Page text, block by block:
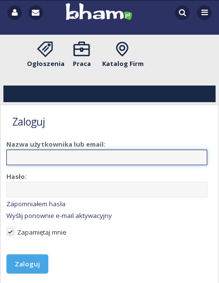
Ogłoszenia Praca Katalog Firm
Zaloguj
Nazwa użytkownika lub email:
Hasło:
Zapomniałem hasła
Wyślij ponownie e-mail aktywacyjny
Zapamiętaj mnie